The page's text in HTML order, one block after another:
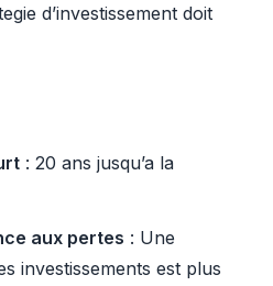
d’investissement doit
: 20 ans jusqu’a la
aux pertes : Une
investissements est plus